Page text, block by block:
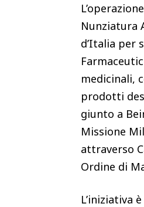
Nunziatura
d’Italia per
medicinali,
prodotti
giunto a
Missione
attraverso
Ordine di
L’iniziativa